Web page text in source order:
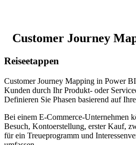
Customer Journey
Reiseetappen
Customer Journey Mapping in Power
Kunden durch Ihr Produkt- oder
Definieren Sie Phasen basierend auf
Bei einem E-Commerce-Unternehmen
Besuch, Kontoerstellung, erster Kauf,
für ein Treueprogramm und